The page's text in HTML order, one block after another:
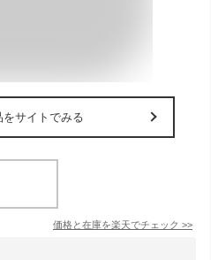
をサイトでみる
価格と在庫を楽天でチェック >>